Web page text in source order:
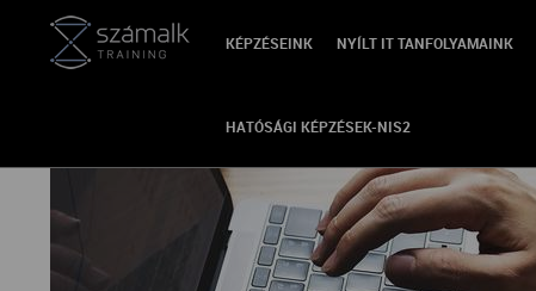
KÉPZÉSEINK NYÍLT IT TANFOLYAMAINK
HATÓSÁGI KÉPZÉSEK-NIS2
VISSZA